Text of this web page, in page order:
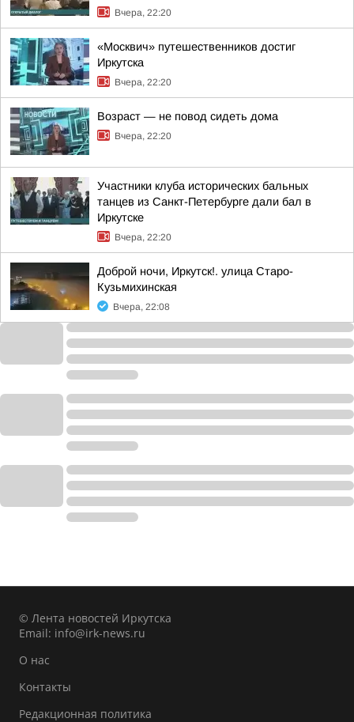
Вчера, 22:20
«Москвич» путешественников достиг
Иркутска
Вчера, 22:20
Возраст — не повод сидеть дома
Вчера, 22:20
Участники клуба исторических бальных
танцев из Санкт-Петербурге дали бал в
Иркутске
Вчера, 22:20
Доброй ночи, Иркутск!. улица Старо-
Кузьмихинская
Вчера, 22:08
© Лента новостей Иркутска
Email: info@irk-news.ru
О нас
Контакты
Редакционная политика